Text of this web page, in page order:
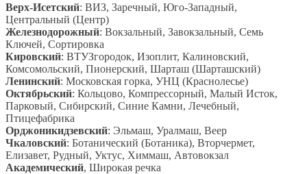
Верх-Исетский: ВИЗ, Заречный, Юго-Западный,
Центральный (Центр)
Железнодорожный: Вокзальный, Завокзальный, Семь
Ключей, Сортировка
Кировский: ВТУЗгородок, Изоплит, Калиновский,
Комсомольский, Пионерский, Шарташ (Шарташский)
Ленинский: Московская горка, УНЦ (Краснолесье)
Октябрьский: Кольцово, Компрессорный, Малый Исток,
Парковый, Сибирский, Синие Камни, Лечебный,
Птицефабрика
Орджоникидзевский: Эльмаш, Уралмаш, Веер
Чкаловский: Ботанический (Ботаника), Вторчермет,
Елизавет, Рудный, Уктус, Химмаш, Автовокзал
Академический, Широкая речка